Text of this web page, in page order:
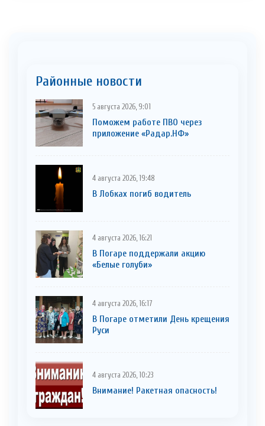
Районные новости
5 августа 2026, 9:01
Поможем работе ПВО через
приложение «Радар.НФ»
4 августа 2026, 19:48
В Лобках погиб водитель
4 августа 2026, 16:21
В Погаре поддержали акцию
«Белые голуби»
4 августа 2026, 16:17
В Погаре отметили День крещения
Руси
4 августа 2026, 10:23
Внимание! Ракетная опасность!